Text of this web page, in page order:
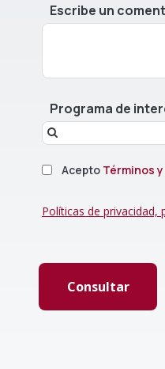
Escribe un
Programa de
Acepto Términos
Políticas de privacidad,